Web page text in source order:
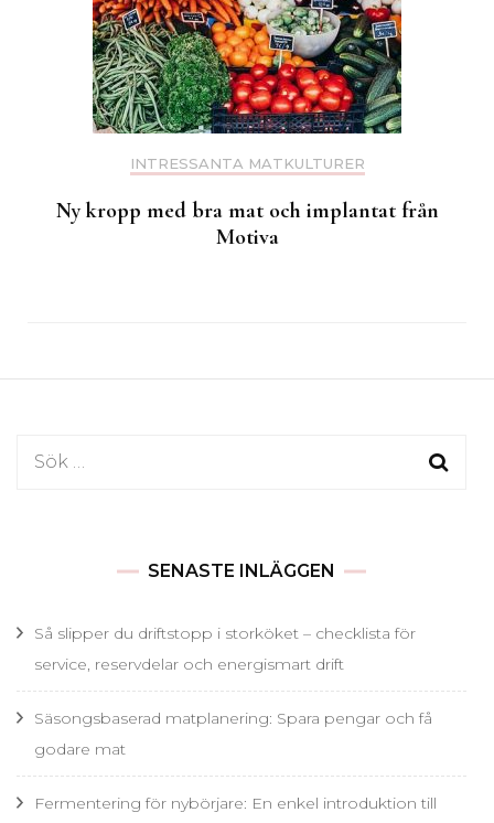
INTRESSANTA MATKULTURER
Ny kropp med bra mat och implantat från
Motiva
Sök
SENASTE INLÄGGEN
Så slipper du driftstopp i storköket – checklista för
service, reservdelar och energismart drift
Säsongsbaserad matplanering: Spara pengar och få
godare mat
Fermentering för nybörjare: En enkel introduktion till